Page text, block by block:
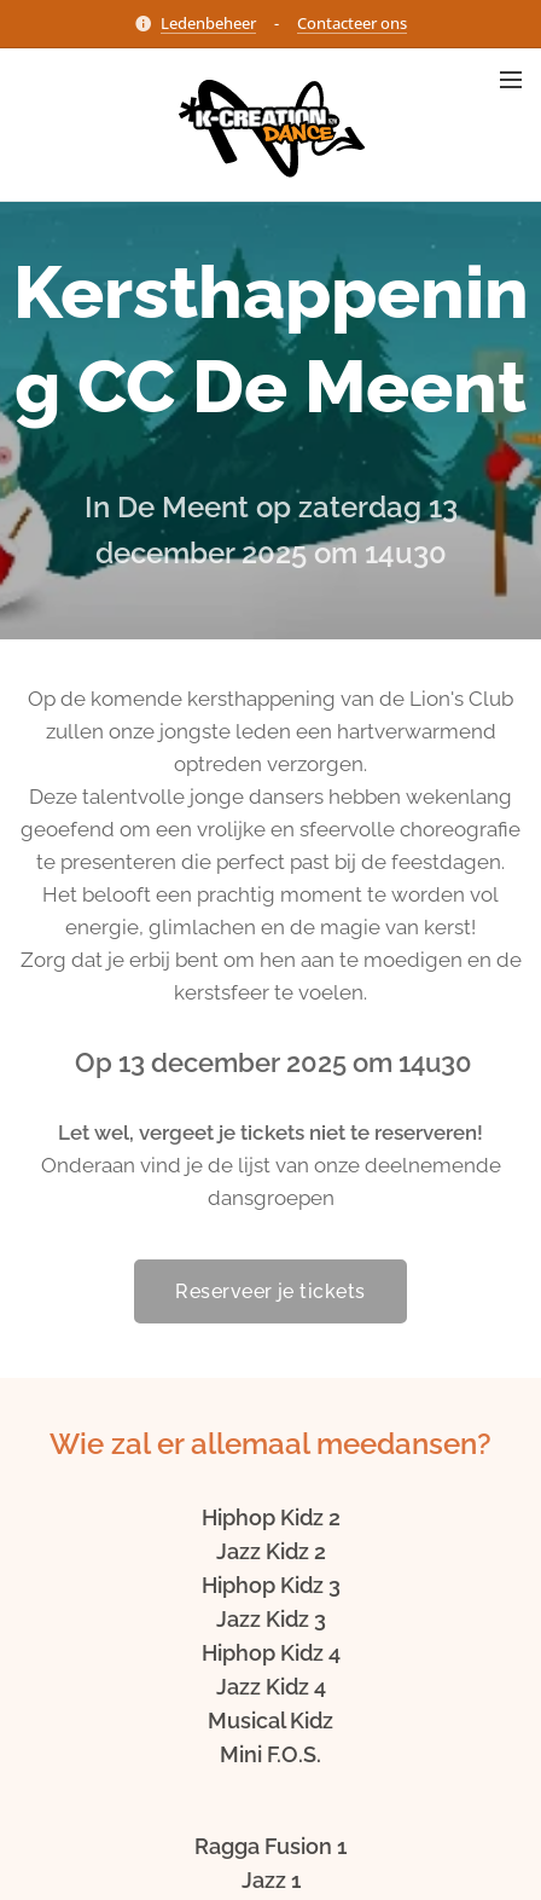
Ledenbeheer- Contacteer ons
Kersthappenin
g CC De Meent
In De Meent op zaterdag 13
december 2025 om 14u30
Op de komende kersthappening van de Lion's Club
zullen onze jongste leden een hartverwarmend
optreden verzorgen.
Deze talentvolle jonge dansers hebben wekenlang
geoefend om een vrolijke en sfeervolle choreografie
te presenteren die perfect past bij de feestdagen.
Het belooft een prachtig moment te worden vol
energie, glimlachen en de magie van kerst!
Zorg dat je erbij bent om hen aan te moedigen en de
kerstsfeer te voelen.
Op 13 december 2025 om 14u30
Let wel, vergeet je tickets niet te reserveren!
Onderaan vind je de lijst van onze deelnemende
dansgroepen
Reserveer je tickets
Wie zal er allemaal meedansen?
Hiphop Kidz 2
Jazz Kidz 2
Hiphop Kidz 3
Jazz Kidz 3
Hiphop Kidz 4
Jazz Kidz 4
Musical Kidz
Mini F.O.S.
Ragga Fusion 1
Jazz 1